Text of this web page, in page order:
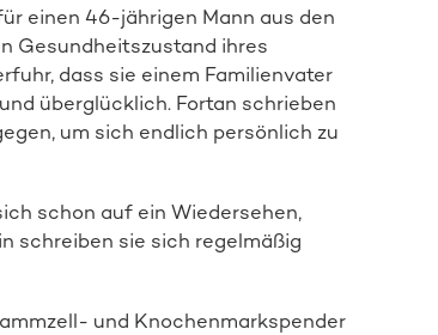
einen 46-jährigen Mann aus den
Gesundheitszustand ihres
dass sie einem Familienvater
überglücklich. Fortan schrieben
um sich endlich persönlich zu
schon auf ein Wiedersehen,
schreiben sie sich regelmäßig
und Knochenmarkspender